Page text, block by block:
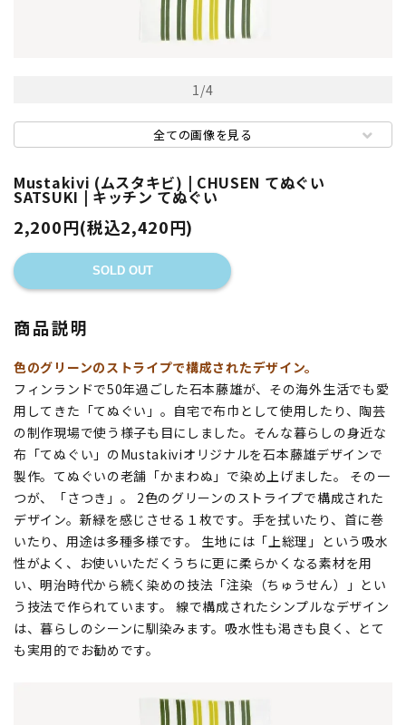
1/4
全ての画像を見る
Mustakivi (ムスタキビ) | CHUSEN てぬぐい
SATSUKI | キッチン てぬぐい
2,200円(税込2,420円)
SOLD OUT
商品説明
色のグリーンのストライプで構成されたデザイン。
フィンランドで50年過ごした石本藤雄が、その海外生活でも愛
用してきた「てぬぐい」。自宅で布巾として使用したり、陶芸
の制作現場で使う様子も目にしました。そんな暮らしの身近な
布「てぬぐい」のMustakiviオリジナルを石本藤雄デザインで
製作。てぬぐいの老舗「かまわぬ」で染め上げました。 その一
つが、「さつき」。 2色のグリーンのストライプで構成された
デザイン。新緑を感じさせる１枚です。手を拭いたり、首に巻
いたり、用途は多種多様です。 生地には「上総理」という吸水
性がよく、お使いいただくうちに更に柔らかくなる素材を用
い、明治時代から続く染めの技法「注染（ちゅうせん）」とい
う技法で作られています。 線で構成されたシンプルなデザイン
は、暮らしのシーンに馴染みます。吸水性も渇きも良く、とて
も実用的でお勧めです。